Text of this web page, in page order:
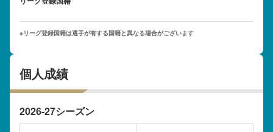
※リーグ登録国籍は選手が有する国籍と異なる場合がございます
個人成績
2026-27シーズン